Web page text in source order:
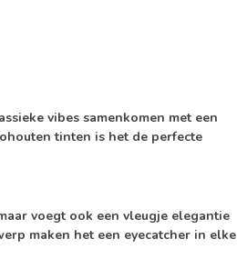
vibes samenkomen met een
tinten is het de perfecte
voegt ook een vleugje elegantie
maken het een eyecatcher in elke